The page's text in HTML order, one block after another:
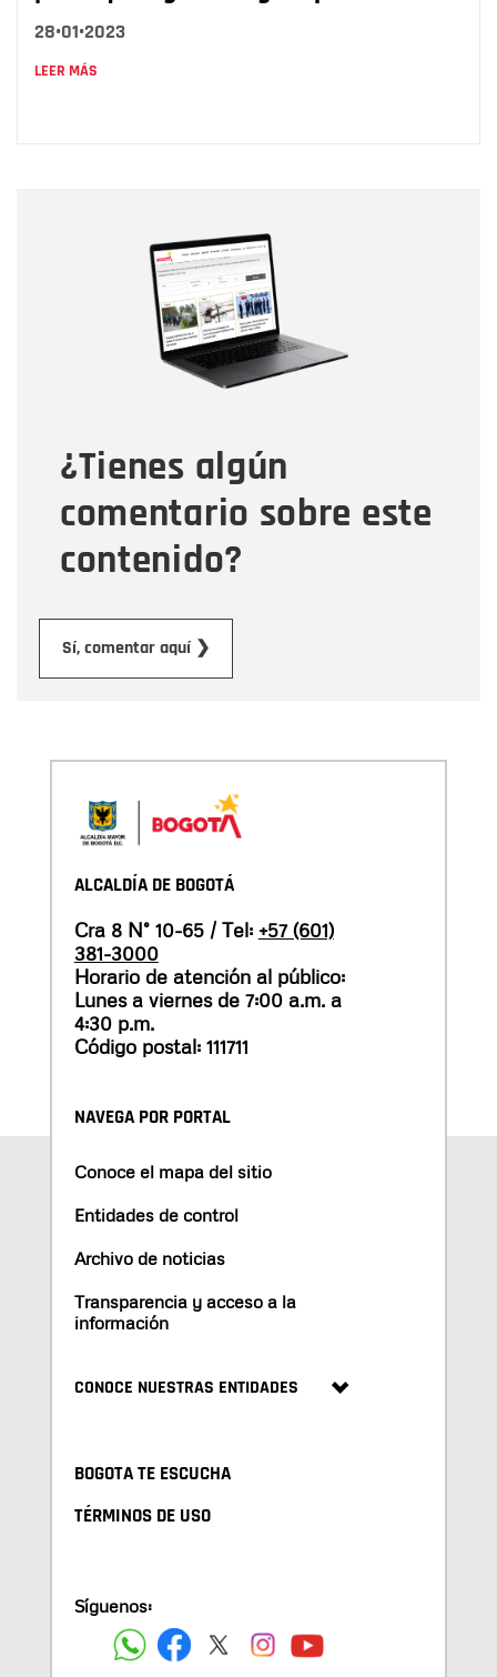
28•01•2023
LEER MÁS
¿Tienes algún
comentario sobre este
contenido?
Sí, comentar aquí ❯
Correo electrónico
Tipo de comentario
Mensaje
ALCALDÍA DE BOGOTÁ
Cra 8 N° 10-65 / Tel: +57 (601)
381-3000
Horario de atención al público:
Lunes a viernes de 7:00 a.m. a
4:30 p.m.
Código postal: 111711
NAVEGA POR PORTAL
Conoce el mapa del sitio
Entidades de control
Archivo de noticias
Transparencia y acceso a la
información
CONOCE NUESTRAS ENTIDADES
BOGOTA TE ESCUCHA
TÉRMINOS DE USO
Síguenos: